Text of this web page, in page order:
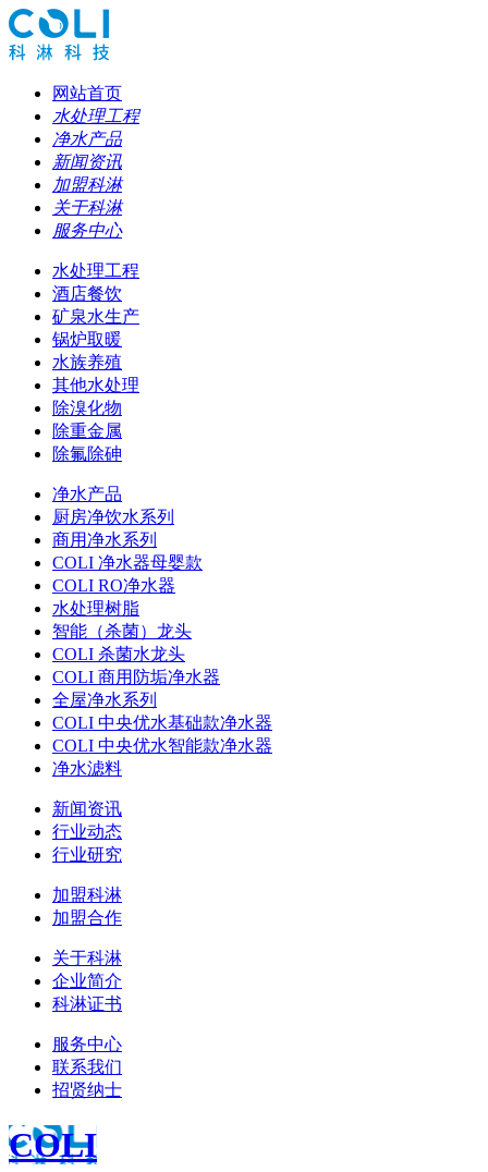
网站首页
水处理工程
净水产品
新闻资讯
加盟科淋
关于科淋
服务中心
水处理工程
酒店餐饮
矿泉水生产
锅炉取暖
水族养殖
其他水处理
除溴化物
除重金属
除氟除砷
净水产品
厨房净饮水系列
商用净水系列
COLI 净水器母婴款
COLI RO净水器
水处理树脂
智能（杀菌）龙头
COLI 杀菌水龙头
COLI 商用防垢净水器
全屋净水系列
COLI 中央优水基础款净水器
COLI 中央优水智能款净水器
净水滤料
新闻资讯
行业动态
行业研究
加盟科淋
加盟合作
关于科淋
企业简介
科淋证书
服务中心
联系我们
招贤纳士
COLI